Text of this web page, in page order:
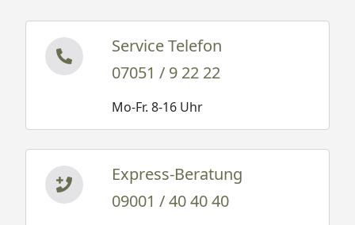
Service Telefon
07051 / 9 22 22
Mo-Fr. 8-16 Uhr
Express-Beratung
09001 / 40 40 40